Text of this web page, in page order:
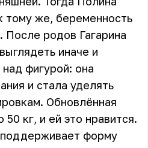
тому же, беременность
После родов Гагарина
иначе и
фигурой: она
и стала уделять
Обновлённая
50 кг, и ей это нравится.
форму